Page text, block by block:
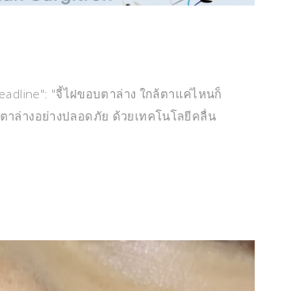
"จี้ไฝขอบตาล่าง ใกล้ตาแค่ไหนก็
าล่างอย่างปลอดภัย ด้วยเทคโนโลยีคลื่น